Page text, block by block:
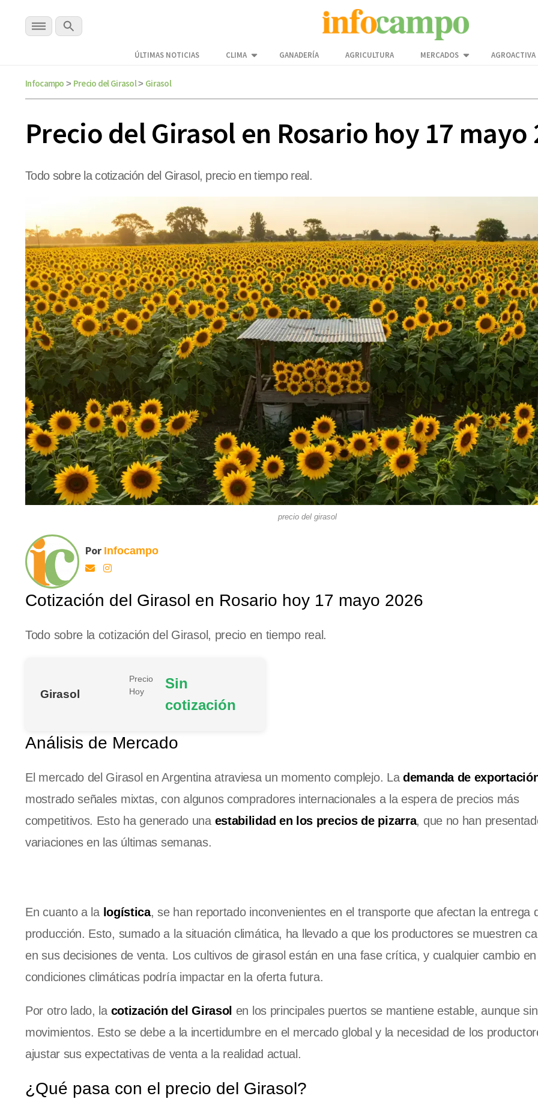
ÚLTIMAS NOTICIAS CLIMA GANADERÍA AGRICULTURA MERCADOS AGROACTIVA
Infocampo > Precio del Girasol> Girasol
Precio del Girasol en Rosario hoy 17 mayo
Todo sobre la cotización del Girasol, precio en tiempo real.
precio del girasol
Por Infocampo
Cotización del Girasol en Rosario hoy 17 mayo 2026
Todo sobre la cotización del Girasol, precio en tiempo real.
Girasol
Precio
Hoy
Sin
cotización
Análisis de Mercado
El mercado del Girasol en Argentina atraviesa un momento complejo. La demanda de
mostrado señales mixtas, con algunos compradores internacionales a la espera de precios más
competitivos. Esto ha generado una estabilidad en los precios de pizarra, que no han
variaciones en las últimas semanas.
En cuanto a la logística, se han reportado inconvenientes en el transporte que afectan la entrega
producción. Esto, sumado a la situación climática, ha llevado a que los productores se muestren
en sus decisiones de venta. Los cultivos de girasol están en una fase crítica, y cualquier cambio
condiciones climáticas podría impactar en la oferta futura.
Por otro lado, la cotización del Girasol en los principales puertos se mantiene estable, aunque
movimientos. Esto se debe a la incertidumbre en el mercado global y la necesidad de los
ajustar sus expectativas de venta a la realidad actual.
¿Qué pasa con el precio del Girasol?